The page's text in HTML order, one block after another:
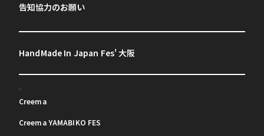
告知協力のお願い
HandMade In Japan Fes' 大阪
Creema
Creema YAMABIKO FES